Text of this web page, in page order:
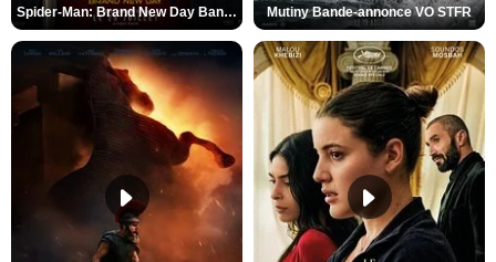
Spider-Man: Brand New Day Bande-annonce VO STFR Mutiny Bande-annonce VO STFR